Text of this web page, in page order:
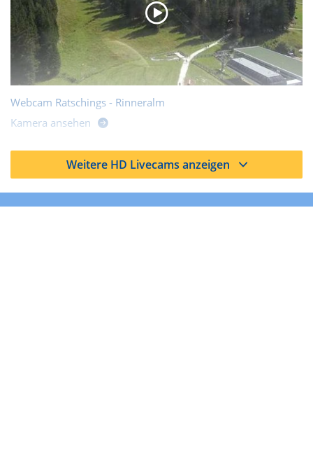
Webcam Ratschings - Rinneralm
Kamera ansehen
Weitere HD Livecams anzeigen